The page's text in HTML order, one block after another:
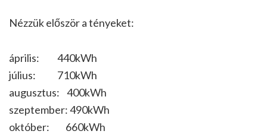
Nézzük először a tényeket:
április: 440kWh
július: 710kWh
augusztus: 400kWh
szeptember: 490kWh
október: 660kWh